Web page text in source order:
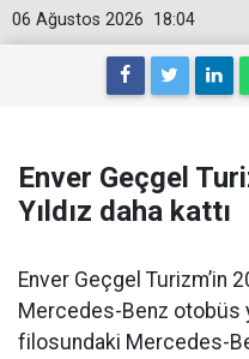
18:04
06 Ağustos 2026
Enver Geçgel
Yıldız daha kattı
Enver Geçgel Turizm’in
Mercedes-Benz otobüs
filosundaki Mercedes-